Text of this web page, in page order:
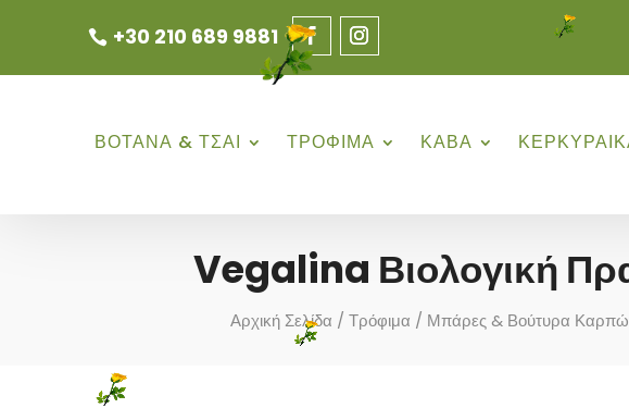
+30 210 689 9881
ΒΟΤΑΝΑ & ΤΣΑΙ ΤΡΟΦΙΜΑ ΚΑΒΑ
Vegalina Βιολογική
Αρχική Σελίδα / Τρόφιμα / Μπάρες & Βούτυρα